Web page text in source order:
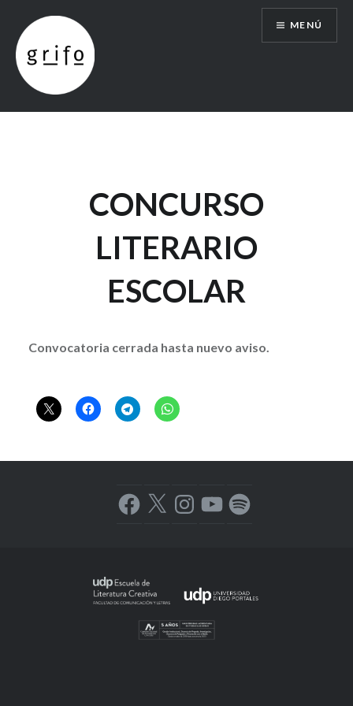
contenido
Revista Grifo
MENÚ
CONCURSO
LITERARIO
ESCOLAR
Convocatoria cerrada hasta nuevo aviso.
Facebook
X InstagramYouTubeSpotify